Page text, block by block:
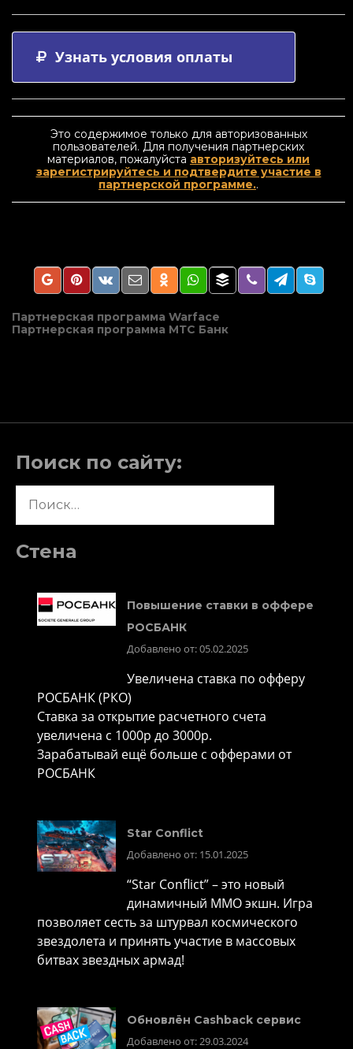
Узнать условия оплаты
Это содержимое только для авторизованных
пользователей. Для получения партнерских
материалов, пожалуйста авторизуйтесь или
зарегистрируйтесь и подтвердите участие в
партнерской программе..
Навигация
по
Партнерская программа Warface
Партнерская программа МТС Банк
Поиск по сайту:
Стена
Повышение ставки в оффере
РОСБАНК
Добавлено от: 05.02.2025
Увеличена ставка по офферу
РОСБАНК (РКО)
Ставка за открытие расчетного счета
увеличена с 1000р до 3000р.
Зарабатывай ещё больше с офферами от
РОСБАНК
Star Conflict
Добавлено от: 15.01.2025
“Star Conflict” – это новый
динамичный MMO экшн. Игра
позволяет сесть за штурвал космического
звездолета и принять участие в массовых
битвах звездных армад!
Обновлён Cashback сервис
Добавлено от: 29.03.2024